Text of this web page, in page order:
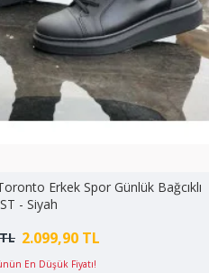
Erkek Spor Günlük Bağcıklı
- Siyah
2.099,90 TL
En Düşük Fiyatı!